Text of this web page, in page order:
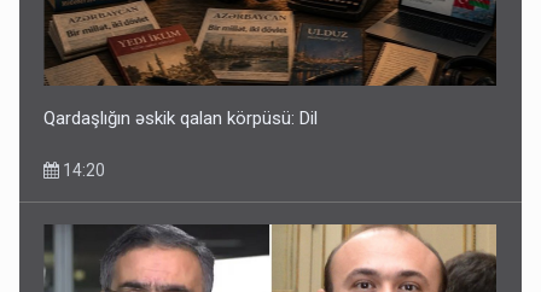
Qardaşlığın əskik qalan körpüsü: Dil
14:20